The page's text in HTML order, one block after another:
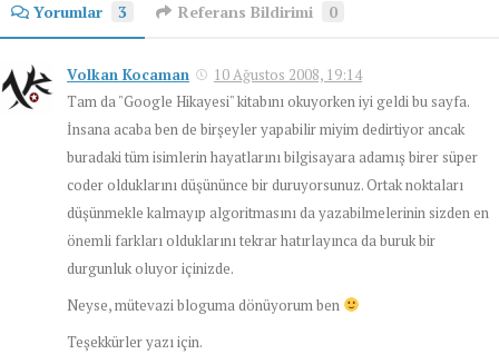
Yorumlar 3 Referans Bildirimi 0
Volkan Kocaman
10 Ağustos 2008, 19:14
Tam da "Google Hikayesi" kitabını okuyorken iyi geldi bu sayfa.
İnsana acaba ben de birşeyler yapabilir miyim dedirtiyor ancak
buradaki tüm isimlerin hayatlarını bilgisayara adamış birer süper
coder olduklarını düşününce bir duruyorsunuz. Ortak noktaları
düşünmekle kalmayıp algoritmasını da yazabilmelerinin sizden en
önemli farkları olduklarını tekrar hatırlayınca da buruk bir
durgunluk oluyor içinizde.
Neyse, mütevazi bloguma dönüyorum ben
Teşekkürler yazı için.